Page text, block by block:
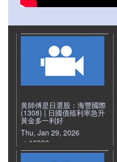
黃師傅是日選股：海豐國際
(1308) | 日國債殖利率急升
黃金多一利好
Thu, Jan 29, 2026
19966